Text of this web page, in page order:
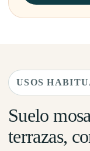
USOS
Suelo
terrazas,